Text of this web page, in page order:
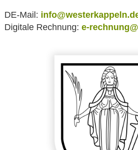
DE-Mail:
Digitale Rechnung: e-